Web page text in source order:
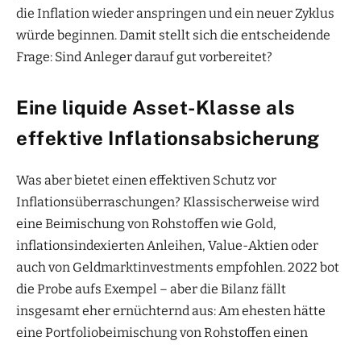
die Inflation wieder anspringen und ein neuer Zyklus
würde beginnen. Damit stellt sich die entscheidende
Frage: Sind Anleger darauf gut vorbereitet?
Eine liquide Asset-Klasse als
effektive Inflationsabsicherung
Was aber bietet einen effektiven Schutz vor
Inflationsüberraschungen? Klassischerweise wird
eine Beimischung von Rohstoffen wie Gold,
inflationsindexierten Anleihen, Value-Aktien oder
auch von Geldmarktinvestments empfohlen. 2022 bot
die Probe aufs Exempel – aber die Bilanz fällt
insgesamt eher ernüchternd aus: Am ehesten hätte
eine Portfoliobeimischung von Rohstoffen einen